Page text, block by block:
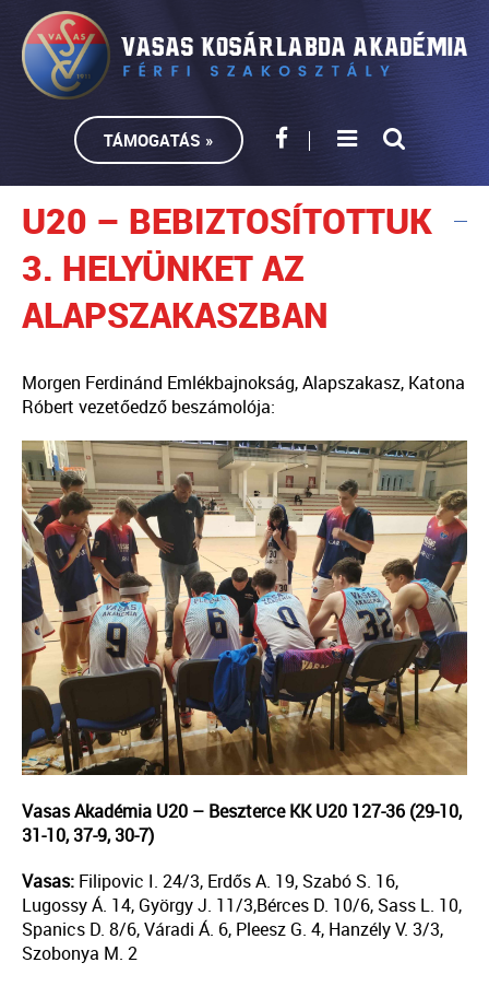
TÁMOGATÁS »
U20 – BEBIZTOSÍTOTTUK
3. HELYÜNKET AZ
ALAPSZAKASZBAN
Morgen Ferdinánd Emlékbajnokság, Alapszakasz, Katona
Róbert vezetőedző beszámolója:
Vasas Akadémia U20 – Beszterce KK U20 127-36 (29-10,
31-10, 37-9, 30-7)
Vasas: Filipovic I. 24/3, Erdős A. 19, Szabó S. 16,
Lugossy Á. 14, György J. 11/3,Bérces D. 10/6, Sass L. 10,
Spanics D. 8/6, Váradi Á. 6, Pleesz G. 4, Hanzély V. 3/3,
Szobonya M. 2